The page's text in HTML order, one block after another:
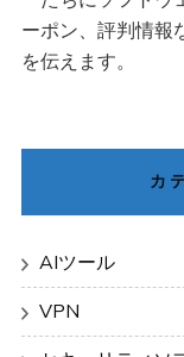
ーポン、評判情報
を伝えます。
カ
AIツール
VPN